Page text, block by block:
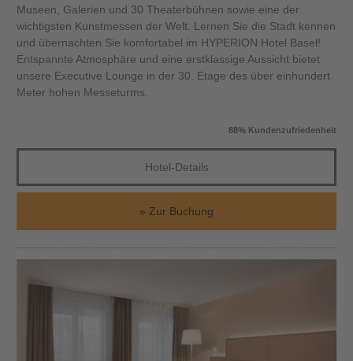
Museen, Galerien und 30 Theaterbühnen sowie eine der
wichtigsten Kunstmessen der Welt. Lernen Sie die Stadt kennen
und übernachten Sie komfortabel im HYPERION Hotel Basel!
Entspannte Atmosphäre und eine erstklassige Aussicht bietet
unsere Executive Lounge in der 30. Etage des über einhundert
Meter hohen Messeturms.
88% Kundenzufriedenheit
Hotel-Details
Zur Buchung